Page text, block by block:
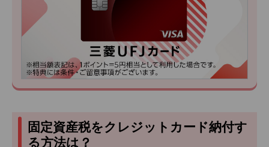
固定資産税をクレジットカード納付す
る方法は？